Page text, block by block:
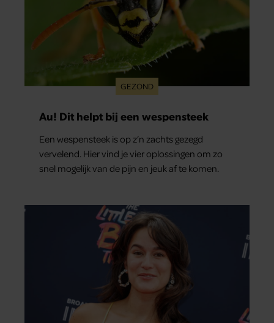
GEZOND
Au! Dit helpt bij een wespensteek
Een wespensteek is op z’n zachts gezegd
vervelend. Hier vind je vier oplossingen om zo
snel mogelijk van de pijn en jeuk af te komen.